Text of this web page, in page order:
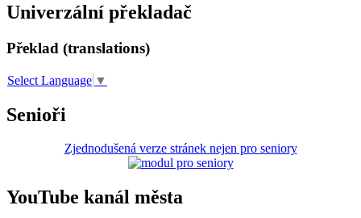
Univerzální překladač
Překlad (translations)
Select Language ▼
Senioři
Zjednodušená verze stránek nejen pro seniory
YouTube kanál města